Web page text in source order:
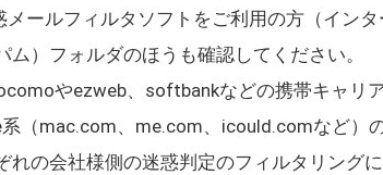
メールフィルタソフトをご利用の方（イン
ム）フォルダのほうも確認してください。
やezweb、softbankなどの携帯キャリア
（mac.com、me.com、icould.comなど）
れの会社様側の迷惑判定のフィルタリングに